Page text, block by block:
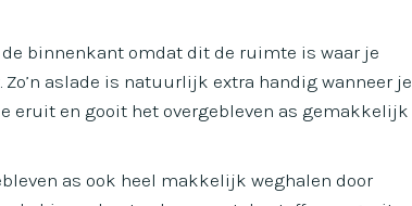
binnenkant omdat dit de ruimte is waar je
aslade is natuurlijk extra handig wanneer je
eruit en gooit het overgebleven as gemakkelijk
as ook heel makkelijk weghalen door